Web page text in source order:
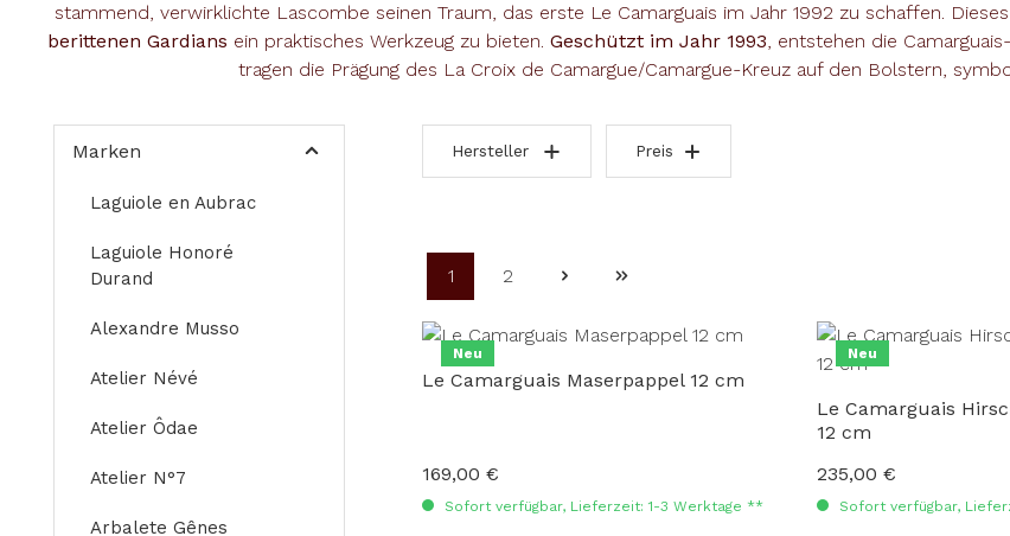
stammend, verwirklichte Lascombe seinen Traum, das erste Le Camarguais im Jahr 1992 zu schaffen.
berittenen Gardians ein praktisches Werkzeug zu bieten. Geschützt im Jahr 1993, entstehen die
tragen die Prägung des La Croix de Camargue/Camargue-Kreuz auf den Bolstern,
Marken
Laguiole en Aubrac
Laguiole Honoré
Durand
Alexandre Musso
Atelier Névé
Atelier Ôdae
Atelier N°7
Arbalete Gênes
Hersteller Preis
Seite
1
Seite
2
Neu
Le Camarguais Maserpappel 12 cm
Regulärer Preis:
169,00 €
Sofort verfügbar, Lieferzeit: 1-3 Werktage **
Neu
Le Camarguais
12 cm
Regulärer Preis:
235,00 €
Sofort verfügbar,